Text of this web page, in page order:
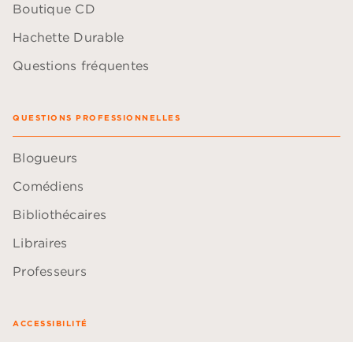
Boutique CD
Hachette Durable
Questions fréquentes
QUESTIONS PROFESSIONNELLES
Blogueurs
Comédiens
Bibliothécaires
Libraires
Professeurs
ACCESSIBILITÉ